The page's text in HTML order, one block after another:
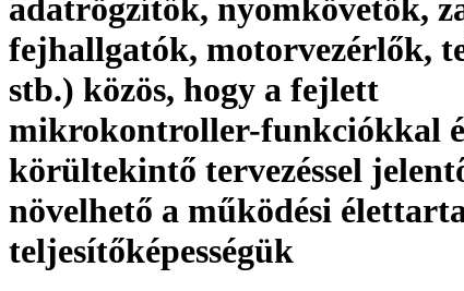
adatrögzítők, nyomkövetők,
fejhallgatók, motorvezérlők,
stb.) közös, hogy a fejlett
mikrokontroller-funkciókkal
körültekintő tervezéssel
növelhető a működési
teljesítőképességük